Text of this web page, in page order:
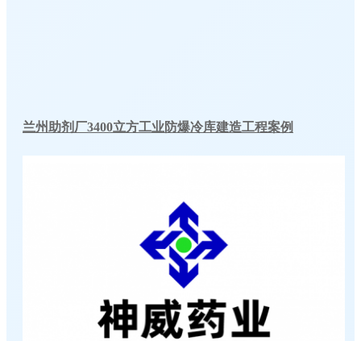
兰州助剂厂3400立方工业防爆冷库建造工程案例